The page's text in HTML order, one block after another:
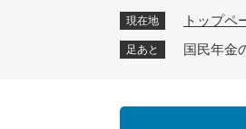
現在地 トップペ
足あと 国民年金